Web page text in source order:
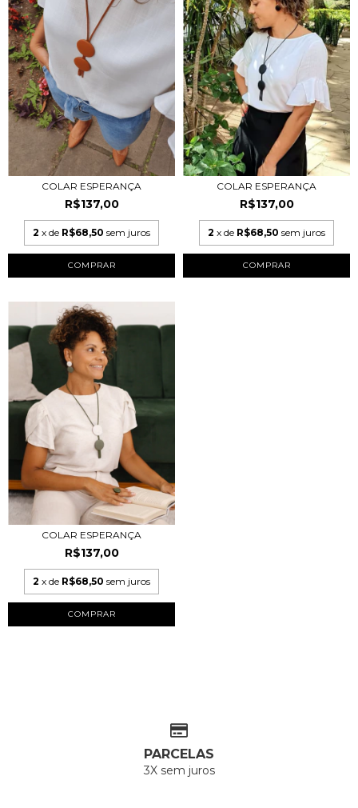
COLAR ESPERANÇA
R$137,00
2 x de R$68,50 sem juros
COLAR ESPERANÇA
R$137,00
2 x de R$68,50 sem juros
COLAR ESPERANÇA
R$137,00
2 x de R$68,50 sem juros
PARCELAS
3X sem juros